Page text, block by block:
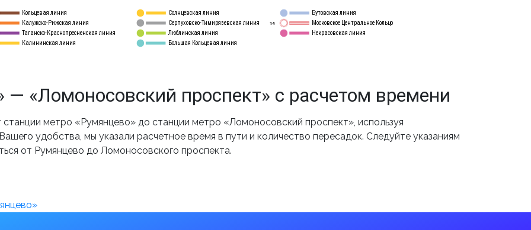
Кольцевая линия
Калужско-Рижская линия
Таганско-Краснопресненская линия
Калининская линия
Солнцевская линия
Серпуховско-Тимирязевская линия
Люблинская линия
Бутовская линия
Московское Центральное Кольцо
Большая Кольцевая линия
Некрасовская линия
14
«Ломоносовский проспект» с расчетом времени
метро «Румянцево» до станции метро «Ломоносовский проспект», используя
удобства, мы указали расчетное время в пути и количество пересадок. Следуйте указаниям
от Румянцево до Ломоносовского проспекта.